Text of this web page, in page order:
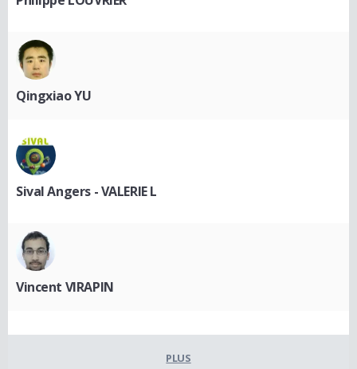
Qingxiao YU
Sival Angers - VALERIE L
Vincent VIRAPIN
PLUS